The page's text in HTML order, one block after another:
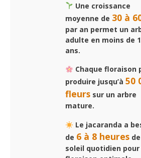
Une croissance
moyenne de 30 à
par an permet un
adulte en moins de
ans.
Chaque floraison
produire jusqu’à 50
fleurs sur un arbre
mature.
Le jacaranda a
de 6 à 8 heures de
soleil quotidien pour